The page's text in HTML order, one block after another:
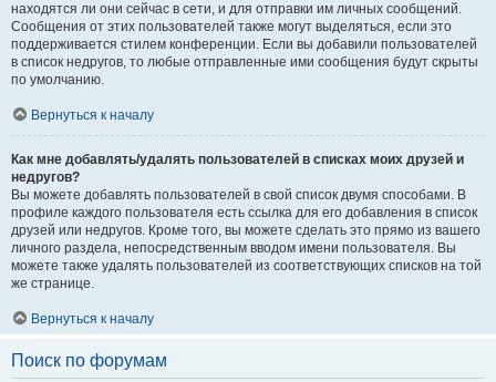
находятся ли они сейчас в сети, и для отправки им личных сообщений.
Сообщения от этих пользователей также могут выделяться, если это
поддерживается стилем конференции. Если вы добавили пользователей
в список недругов, то любые отправленные ими сообщения будут скрыты
по умолчанию.
Вернуться к началу
Как мне добавлять/удалять пользователей в списках моих друзей и
недругов?
Вы можете добавлять пользователей в свой список двумя способами. В
профиле каждого пользователя есть ссылка для его добавления в список
друзей или недругов. Кроме того, вы можете сделать это прямо из вашего
личного раздела, непосредственным вводом имени пользователя. Вы
можете также удалять пользователей из соответствующих списков на той
же странице.
Вернуться к началу
Поиск по форумам